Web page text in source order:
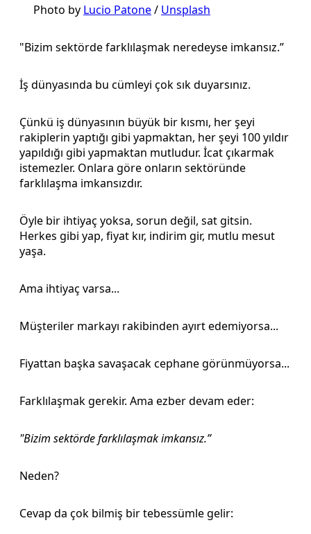
Photo by Lucio Patone / Unsplash
"Bizim sektörde farklılaşmak neredeyse imkansız.”
İş dünyasında bu cümleyi çok sık duyarsınız.
Çünkü iş dünyasının büyük bir kısmı, her şeyi
rakiplerin yaptığı gibi yapmaktan, her şeyi 100 yıldır
yapıldığı gibi yapmaktan mutludur. İcat çıkarmak
istemezler. Onlara göre onların sektöründe
farklılaşma imkansızdır.
Öyle bir ihtiyaç yoksa, sorun değil, sat gitsin.
Herkes gibi yap, fiyat kır, indirim gir, mutlu mesut
yaşa.
Ama ihtiyaç varsa...
Müşteriler markayı rakibinden ayırt edemiyorsa...
Fiyattan başka savaşacak cephane görünmüyorsa...
Farklılaşmak gerekir. Ama ezber devam eder:
"Bizim sektörde farklılaşmak imkansız.”
Neden?
Cevap da çok bilmiş bir tebessümle gelir: